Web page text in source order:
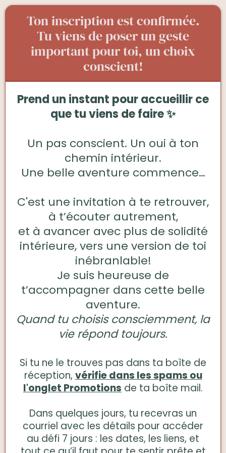
Ton inscription est confirmée.
Tu viens de poser un geste
important pour toi, un choix
conscient!
Prend un instant pour accueillir ce
que tu viens de faire ✨
Un pas conscient. Un oui à ton
chemin intérieur.
Une belle aventure commence…
C'est une invitation à te retrouver,
à t’écouter autrement,
et à avancer avec plus de solidité
intérieure, vers une version de toi
inébranlable!
Je suis heureuse de
t’accompagner dans cette belle
aventure.
Quand tu choisis consciemment, la
vie répond toujours.
Si tu ne le trouves pas dans ta boîte de
réception, vérifie dans les spams ou
l'onglet Promotions de ta boîte mail.
Dans quelques jours, tu recevras un
courriel avec les détails pour accéder
au défi 7 jours : les dates, les liens, et